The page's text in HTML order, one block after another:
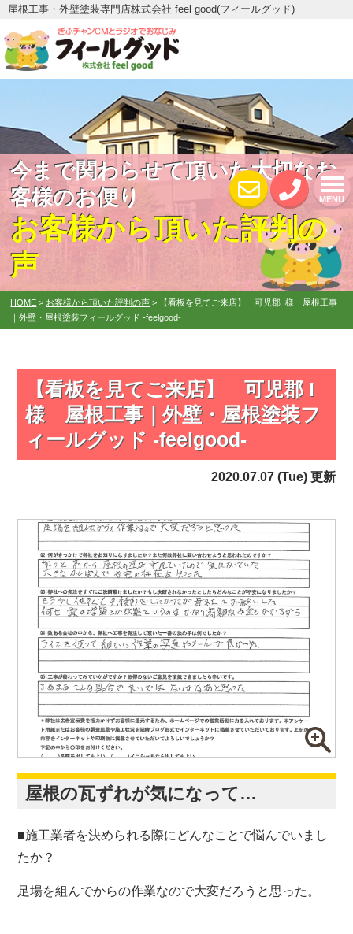
屋根工事・外壁塗装専門店株式会社 feel good(フィールグッド)
MENU
今まで関わらせて頂いた大切なお
客様のお便り
お客様から頂いた評判の
声
HOME > お客様から頂いた評判の声 >
【看板を見てご来店】 可児郡 I様 屋根工事
｜外壁・屋根塗装フィールグッド -feelgood-
【看板を見てご来店】 可児郡 I
様 屋根工事｜外壁・屋根塗装フ
ィールグッド -feelgood-
2020.07.07 (Tue) 更新
屋根の瓦ずれが気になって…
■施工業者を決められる際にどんなことで悩んでいまし
たか？
足場を組んでからの作業なので大変だろうと思った。